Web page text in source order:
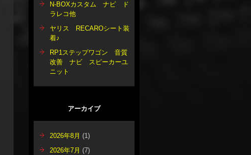
N-BOXカスタム ナビ ド
ラレコ他
ヤリス RECAROシート装
着♪
RP1ステップワゴン 音質
改善 ナビ スピーカーユ
ニット
アーカイブ
2026年8月 (1)
2026年7月 (7)